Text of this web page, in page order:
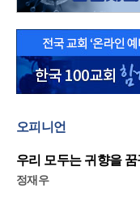
오피니언
우리 모두는 귀향을
정재우